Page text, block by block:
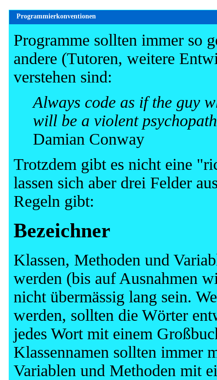
Programmierkonventionen
Programme sollten immer so
andere (Tutoren, weitere
verstehen sind:
Always code as if the guy
will be a violent
Damian Conway
Trotzdem gibt es nicht eine
lassen sich aber drei Felder
Regeln gibt:
Bezeichner
Klassen, Methoden und
werden (bis auf Ausnahmen
nicht übermässig lang sein.
werden, sollten die Wörter
jedes Wort mit einem
Klassennamen sollten immer
Variablen und Methoden mit